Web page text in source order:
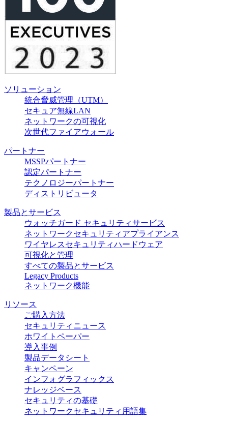
ソリューション
統合脅威管理（UTM）
セキュア無線LAN
ネットワークの可視化
次世代ファイアウォール
パートナー
MSSPパートナー
認定パートナー
テクノロジーパートナー
ディストリビュータ
製品とサービス
ウォッチガード セキュリティサービス
ネットワークセキュリティアプライアンス
ワイヤレスセキュリティハードウェア
可視化と管理
すべての製品とサービス
Legacy Products
ネットワーク機能
リソース
ご購入方法
セキュリティニュース
ホワイトペーパー
導入事例
製品データシート
キャンペーン
インフォグラフィックス
ナレッジベース
セキュリティの基礎
ネットワークセキュリティ用語集